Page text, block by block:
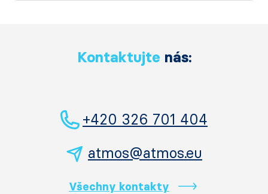
Kontaktujte nás:
+420 326 701 404
atmos@atmos.eu
Všechny kontakty